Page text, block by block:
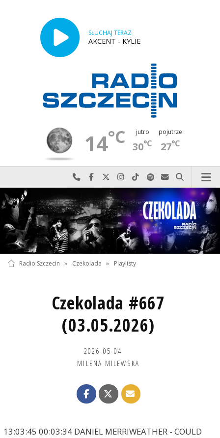
SŁUCHAJ TERAZ
AKCENT - KYLIE
14°C jutro
30°C
pojutrze
27°C
Najlepiej po prostu do nas zadzwoń
Odwiedź nas na Facebook-u
Odwiedź nas na X
Odwiedź nas na Instagram-ie
Odwiedź nas na TikTok-u
Szukaj nas na Spotify
Wyślij do nas
Szukaj
Radio Szczecin » Czekolada » Playlisty
Czekolada #667
(03.05.2026)
2026-05-04
MILENA MILEWSKA
13:03:45 00:03:34 DANIEL MERRIWEATHER - COULD